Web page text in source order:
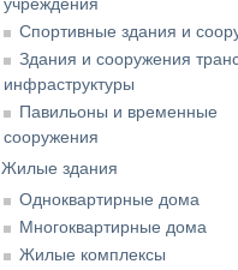
Спортивные здания и
Здания и сооружения
инфраструктуры
Павильоны и временные
сооружения
Жилые здания
Одноквартирные дома
Многоквартирные дома
Жилые комплексы